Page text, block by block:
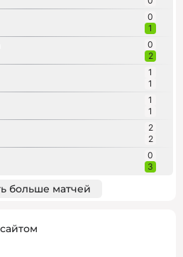
0
1
0
2
1
1
1
1
2
2
0
3
больше матчей